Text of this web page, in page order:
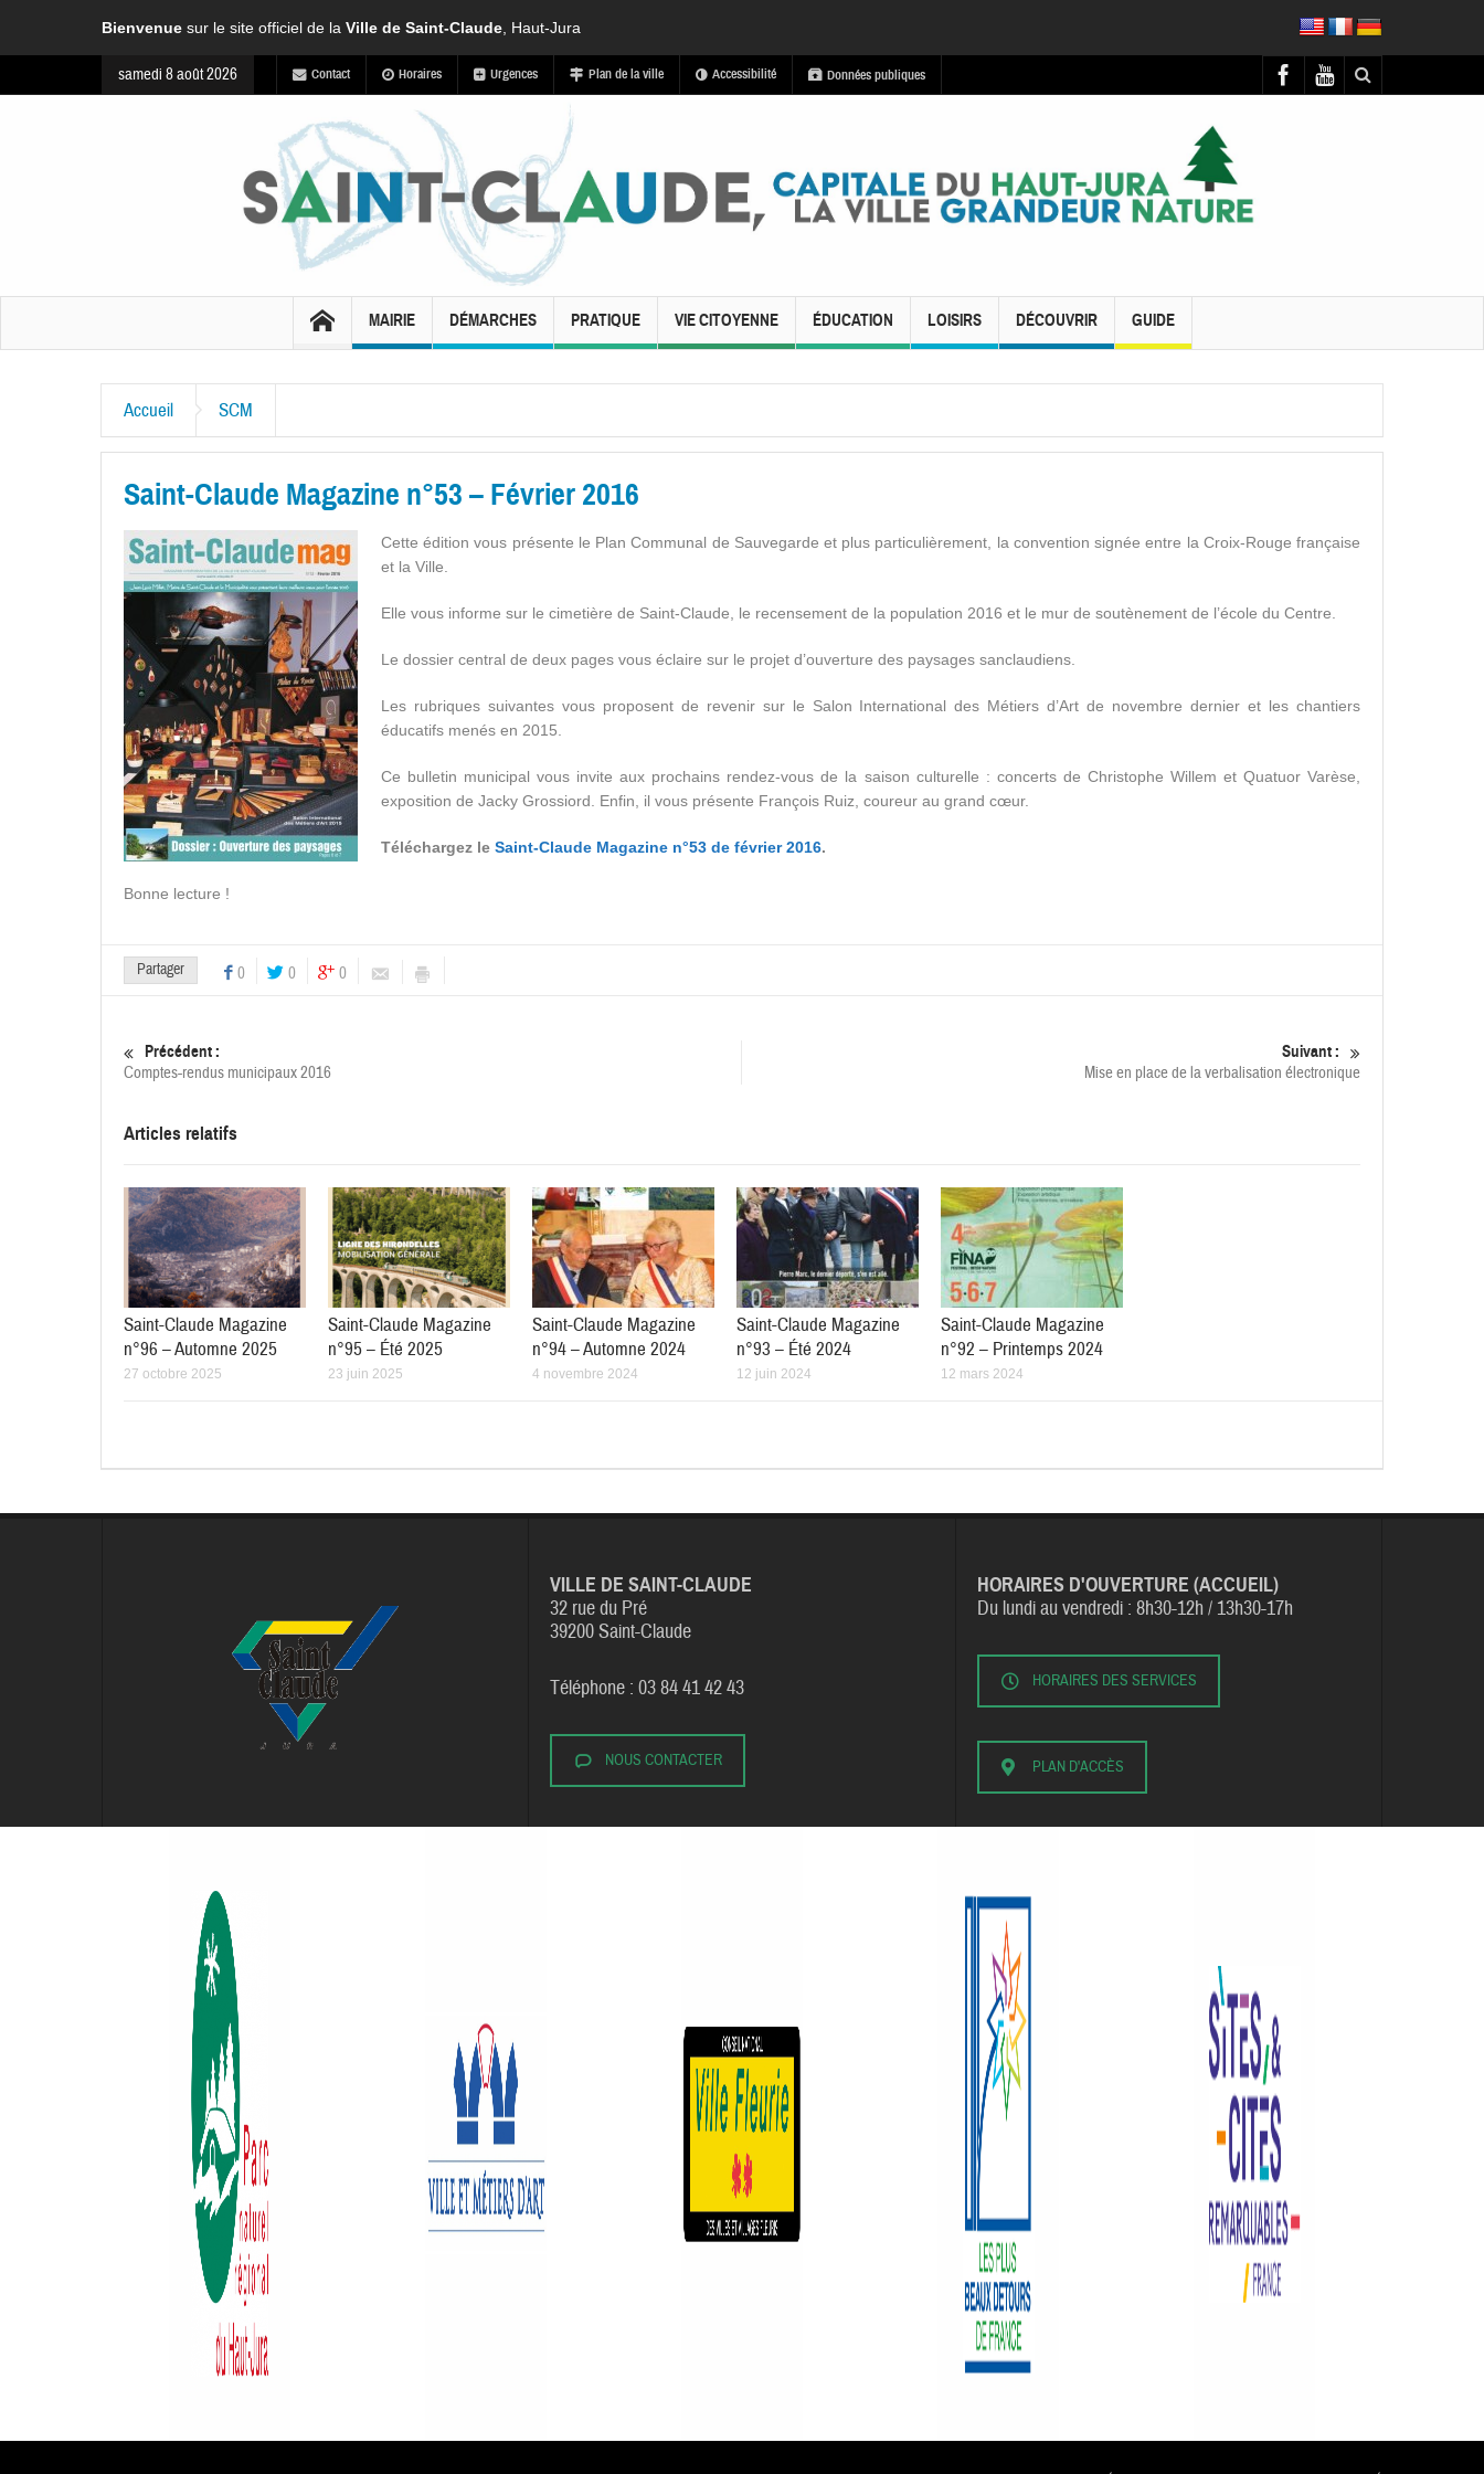
Bienvenue sur le site officiel de la Ville de Saint-Claude , Haut-Jura
samedi 8 août 2026 Contact Horaires Urgences Plan de la ville Accessibilité Données publiques
MAIRIE DÉMARCHES PRATIQUE VIE CITOYENNE ÉDUCATION LOISIRS DÉCOUVRIR GUIDE
Accueil SCM
Saint-Claude Magazine n°53 – Février 2016
Cette édition vous présente le Plan Communal de Sauvegarde et plus particulièrement, la convention signée entre la Croix-Rouge française
et la Ville.
Elle vous informe sur le cimetière de Saint-Claude, le recensement de la population 2016 et le mur de soutènement de l’école du Centre.
Le dossier central de deux pages vous éclaire sur le projet d’ouverture des paysages sanclaudiens.
Les rubriques suivantes vous proposent de revenir sur le Salon International des Métiers d’Art de novembre dernier et les chantiers
éducatifs menés en 2015.
Ce bulletin municipal vous invite aux prochains rendez-vous de la saison culturelle : concerts de Christophe Willem et Quatuor Varèse,
exposition de Jacky Grossiord. Enfin, il vous présente François Ruiz, coureur au grand cœur.
Téléchargez le Saint-Claude Magazine n°53 de février 2016.
Bonne lecture !
Partager 0 0 0
Précédent :
Comptes-rendus municipaux 2016
Suivant :
Mise en place de la verbalisation électronique
Articles relatifs
Saint-Claude Magazine
n°96 – Automne 2025
27 octobre 2025
Saint-Claude Magazine
n°95 – Été 2025
23 juin 2025
Saint-Claude Magazine
n°94 – Automne 2024
4 novembre 2024
Saint-Claude Magazine
n°93 – Été 2024
12 juin 2024
Saint-Claude Magazine
n°92 – Printemps 2024
12 mars 2024
VILLE DE SAINT-CLAUDE
32 rue du Pré
39200 Saint-Claude
Téléphone : 03 84 41 42 43
NOUS CONTACTER
HORAIRES D'OUVERTURE (ACCUEIL)
Du lundi au vendredi : 8h30-12h / 13h30-17h
HORAIRES DES SERVICES
PLAN D'ACCÈS